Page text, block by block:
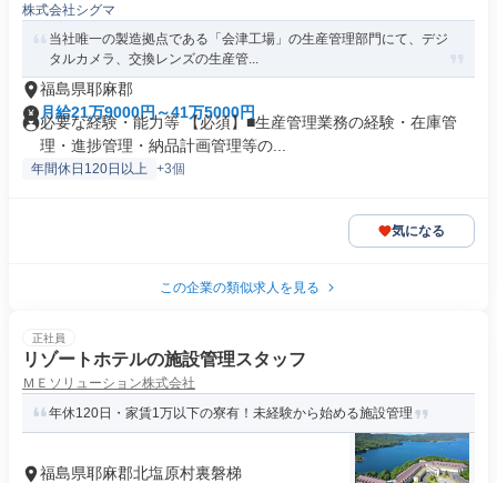
株式会社シグマ
当社唯一の製造拠点である「会津工場」の生産管理部門にて、デジ
タルカメラ、交換レンズの生産管...
福島県耶麻郡
月給21万9000円～41万5000円
必要な経験・能力等 【必須】■生産管理業務の経験・在庫管
理・進捗管理・納品計画管理等の...
年間休日120日以上 +3個
気になる
この企業の類似求人を見る
正社員
リゾートホテルの施設管理スタッフ
ＭＥソリューション株式会社
年休120日・家賃1万以下の寮有！未経験から始める施設管理
福島県耶麻郡北塩原村裏磐梯